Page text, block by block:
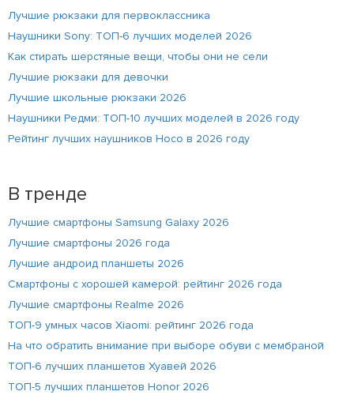
Лучшие рюкзаки для первоклассника
Наушники Sony: ТОП-6 лучших моделей 2026
Как стирать шерстяные вещи, чтобы они не сели
Лучшие рюкзаки для девочки
Лучшие школьные рюкзаки 2026
Наушники Редми: ТОП-10 лучших моделей в 2026 году
Рейтинг лучших наушников Hoco в 2026 году
В тренде
Лучшие смартфоны Samsung Galaxy 2026
Лучшие смартфоны 2026 года
Лучшие андроид планшеты 2026
Смартфоны с хорошей камерой: рейтинг 2026 года
Лучшие смартфоны Realme 2026
ТОП-9 умных часов Xiaomi: рейтинг 2026 года
На что обратить внимание при выборе обуви с мембраной
ТОП-6 лучших планшетов Хуавей 2026
ТОП-5 лучших планшетов Honor 2026